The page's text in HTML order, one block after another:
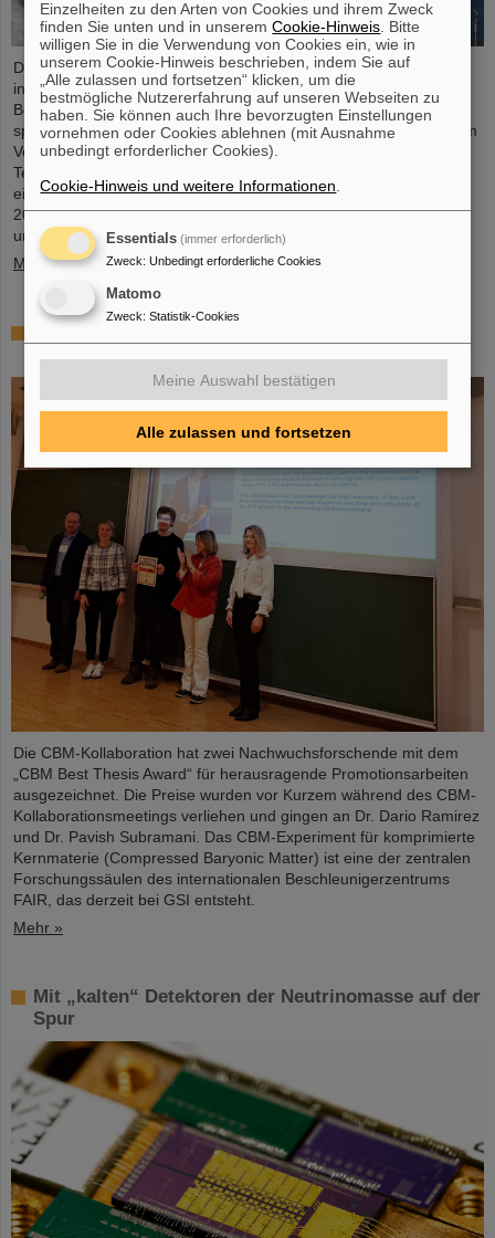
Das GSI Helmholtzzentrum für Schwerionenforschung und die
internationale Beschleunigeranlage FAIR haben einen wichtigen
Beitrag zum Erfolg der Artemis-II-Mondmission geleistet. Eine
speziell entwickelte Kamera für den Einsatz im Weltraum wurde im
Vorfeld erfolgreich unter realitätsnahen Bedingungen am
Teilchenbeschleuniger von GSI und FAIR getestet. Die Kamera –
ein speziell angepasstes Modell der Nikon Z9 – wurde im März
2025 von der NASA am Teilchenbeschleuniger von GSI/FAIR
umfangreichen ...
Mehr »
Die CBM-Kollaboration hat zwei Nachwuchsforschende mit dem
„CBM Best Thesis Award“ für herausragende Promotionsarbeiten
ausgezeichnet. Die Preise wurden vor Kurzem während des CBM-
Kollaborationsmeetings verliehen und gingen an Dr. Dario Ramirez
und Dr. Pavish Subramani. Das CBM-Experiment für komprimierte
Kernmaterie (Compressed Baryonic Matter) ist eine der zentralen
Forschungssäulen des internationalen Beschleunigerzentrums
FAIR, das derzeit bei GSI entsteht.
Mehr »
Mit „kalten“ Detektoren der Neutrinomasse auf der
Spur
Einzelheiten zu den Arten von Cookies und ihrem Zweck
finden Sie unten und in unseremCookie-Hinweis . Bitte
willigen Sie in die Verwendung von Cookies ein, wie in
unserem Cookie-Hinweis beschrieben, indem Sie auf
„Alle zulassen und fortsetzen“ klicken, um die
bestmögliche Nutzererfahrung auf unseren Webseiten zu
haben. Sie können auch Ihre bevorzugten Einstellungen
vornehmen oder Cookies ablehnen (mit Ausnahme
unbedingt erforderlicher Cookies).
Cookie-Hinweis und weitere Informationen
Essentials (immer erforderlich)
Zweck: Unbedingt erforderliche Cookies
Matomo
Zweck: Statistik-Cookies
Meine Auswahl bestätigen
Alle zulassen und fortsetzen